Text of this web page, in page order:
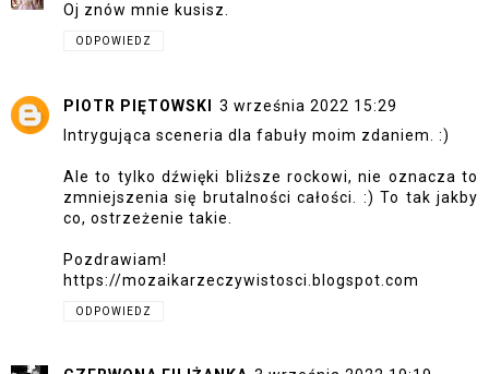
Oj znów mnie kusisz.
ODPOWIEDZ
PIOTR PIĘTOWSKI
3 września 2022 15:29
Intrygująca sceneria dla fabuły moim zdaniem. :)
Ale to tylko dźwięki bliższe rockowi, nie oznacza to
zmniejszenia się brutalności całości. :) To tak jakby
co, ostrzeżenie takie.
Pozdrawiam!
https://mozaikarzeczywistosci.blogspot.com
ODPOWIEDZ